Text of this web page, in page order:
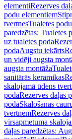
elementiRezerves
podu elementiem
tvertnesTualetes
paredzētas: Tualetes
uz tualetes poda
podaAugstu iekārts
un vidēji augsta
augsta montāža
sanitārās keramikas
skalojamā ūdens
podaRezerves daļas
podaSkalošanas
tvertnēmRezerves
virsapmetuma
daļas paredzētas: